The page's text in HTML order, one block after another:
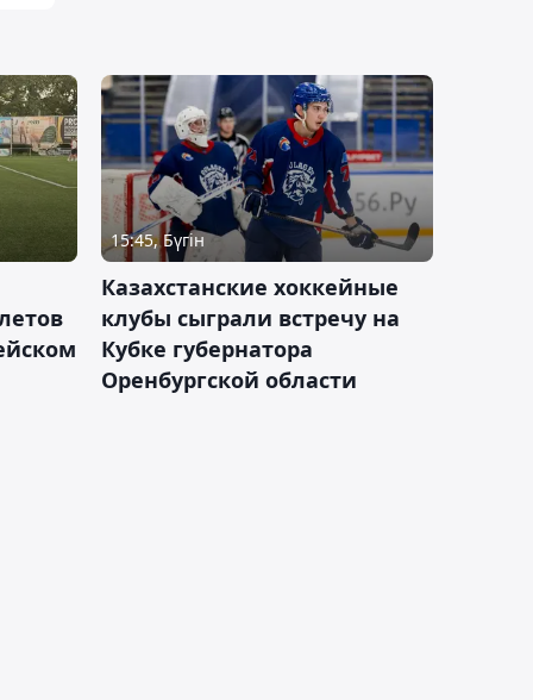
15:45, Бүгін
Казахстанские хоккейные
клубы сыграли встречу на
Кубке губернатора
Оренбургской области